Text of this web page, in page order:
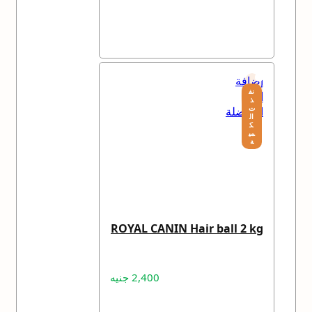
نف
ذ
ت
ال
ك
مي
ة
إضافة
إلى
المفضلة
ROYAL CANIN Hair ball 2 kg
2,400 جنيه